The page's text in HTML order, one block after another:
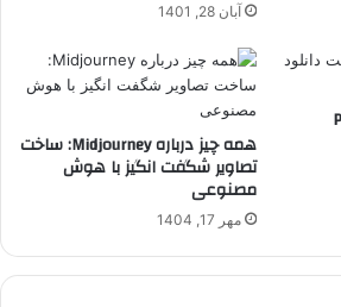
آبان 28, 1401
همه چیز درباره Midjourney: ساخت
تصاویر شگفت انگیز با هوش
مصنوعی
مهر 17, 1404